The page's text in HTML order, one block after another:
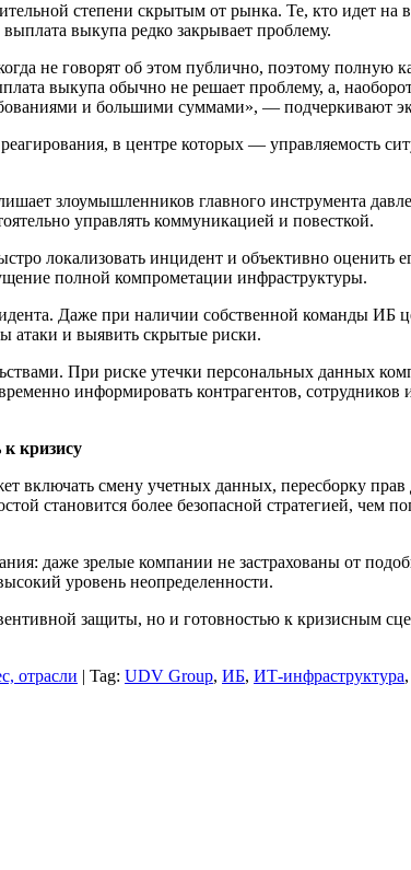
степени скрытым от рынка. Те, кто идет на
выкупа редко закрывает проблему.
не говорят об этом публично, поэтому
выкупа обычно не решает проблему, а,
и большими суммами», — подчеркивают
в центре которых — управляемость
злоумышленников главного инструмента
управлять коммуникацией и повесткой.
локализовать инцидент и объективно оценить
полной компрометации инфраструктуры.
Даже при наличии собственной команды ИБ
атаки и выявить скрытые риски.
При риске утечки персональных данных
информировать контрагентов,
кризису
включать смену учетных данных, пересборку
становится более безопасной стратегией, чем
даже зрелые компании не застрахованы от
уровень неопределенности.
защиты, но и готовностью к кризисным
отрасли | Tag: UDV Group, ИБ, ИТ-инфраструктура,